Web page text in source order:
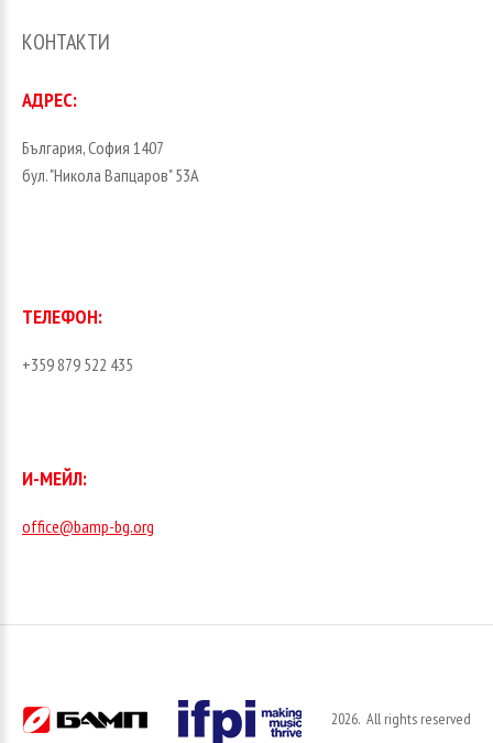
КОНТАКТИ
АДРЕС:
България, София 1407
бул. "Никола Вапцаров" 53А
ТЕЛЕФОН:
+359 879 522 435
И-МЕЙЛ:
office@bamp-bg.org
2026 All rights reserved